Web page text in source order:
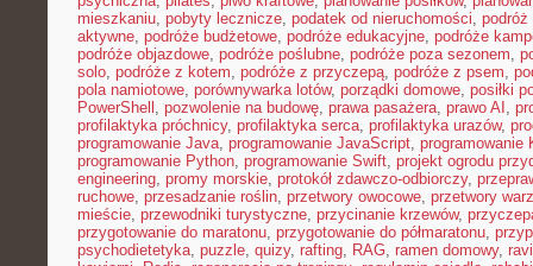
mieszkaniu, pobyty lecznicze, podatek od nieruchomości, podróż
aktywne, podróże budżetowe, podróże edukacyjne, podróże
podróże objazdowe, podróże poślubne, podróże poza sezonem,
solo, podróże z kotem, podróże z przyczepą, podróże z psem,
pola namiotowe, porównywarka lotów, porządki domowe, posiłki
PowerShell , pozwolenie na budowę, prawa pasażera, prawo AI ,
profilaktyka próchnicy, profilaktyka serca, profilaktyka urazów,
programowanie Java, programowanie JavaScript, programowanie
programowanie Python, programowanie Swift, projekt ogrodu
engineering, promy morskie, protokół zdawczo-odbiorczy,
ruchowe, przesadzanie roślin, przetwory owocowe, przetwory
mieście, przewodniki turystyczne, przycinanie krzewów,
przygotowanie do maratonu, przygotowanie do półmaratonu,
psychodietetyka, puzzle, quizy, rafting, RAG, ramen domowy,